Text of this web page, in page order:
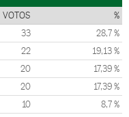
VOTOS %
33 28,7 %
22 19,13 %
20 17,39 %
20 17,39 %
10 8,7 %